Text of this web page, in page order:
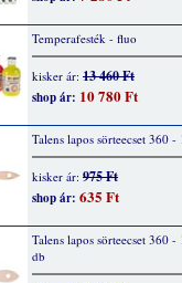
Temperafesték - fluo
kisker ár: 13 460 Ft
shop ár: 10 780 Ft
Talens lapos sörteecset 360
kisker ár: 975 Ft
shop ár: 635 Ft
Talens lapos sörteecset 360
db